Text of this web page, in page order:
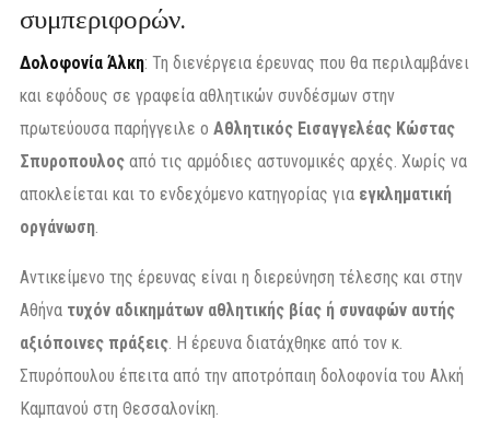
συμπεριφορών.
Δολοφονία Άλκη: Τη διενέργεια έρευνας που θα περιλαμβάνει
και εφόδους σε γραφεία αθλητικών συνδέσμων στην
πρωτεύουσα παρήγγειλε ο Αθλητικός Εισαγγελέας Κώστας
Σπυροπουλος από τις αρμόδιες αστυνομικές αρχές. Χωρίς να
αποκλείεται και το ενδεχόμενο κατηγορίας για εγκληματική
οργάνωση
Αντικείμενο της έρευνας είναι η διερεύνηση τέλεσης και στην
Αθήνα τυχόν αδικημάτων αθλητικής βίας ή συναφών αυτής
αξιόποινες πράξεις . Η έρευνα διατάχθηκε από τον κ.
Σπυρόπουλου έπειτα από την αποτρόπαιη δολοφονία του Αλκή
Καμπανού στη Θεσσαλονίκη.